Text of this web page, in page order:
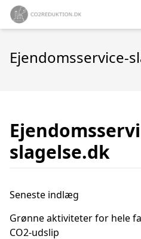
Ejendomsservice-
slagelse.dk
Seneste indlæg
Grønne aktiviteter for hele
CO2-udslip